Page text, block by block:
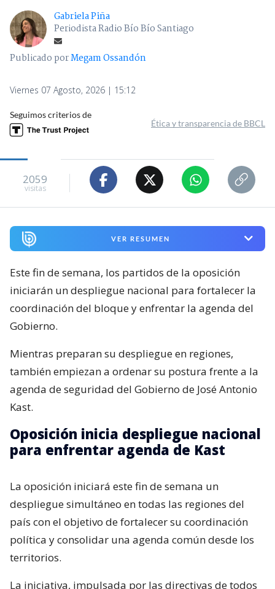
Gabriela Piña
Periodista Radio Bío Bío Santiago
Publicado porMegam Ossandón
Viernes 07 Agosto, 2026 | 15:12
Seguimos criterios de
Ética y transparencia de BBCL
2059
visitas
VER RESUMEN
Este fin de semana, los partidos de la oposición
iniciarán un despliegue nacional para fortalecer la
coordinación del bloque y enfrentar la agenda del
Gobierno.
Mientras preparan su despliegue en regiones,
también empiezan a ordenar su postura frente a la
agenda de seguridad del Gobierno de José Antonio
Kast.
Oposición inicia despliegue nacional
para enfrentar agenda de Kast
La oposición iniciará este fin de semana un
despliegue simultáneo en todas las regiones del
país con el objetivo de fortalecer su coordinación
política y consolidar una agenda común desde los
territorios.
La iniciativa, impulsada por las directivas de todos